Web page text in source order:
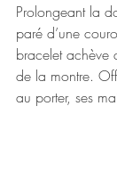
Prolongeant la
paré d’une
bracelet achève
de la montre.
au porter, ses